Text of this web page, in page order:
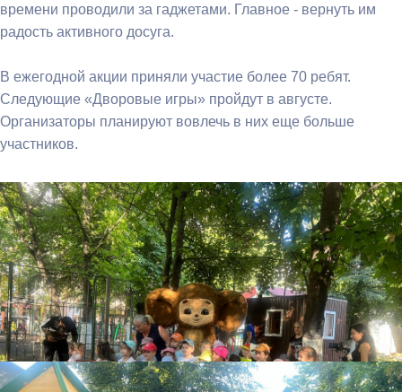
времени проводили за гаджетами. Главное - вернуть им
радость активного досуга.
В ежегодной акции приняли участие более 70 ребят.
Следующие «Дворовые игры» пройдут в августе.
Организаторы планируют вовлечь в них еще больше
участников.